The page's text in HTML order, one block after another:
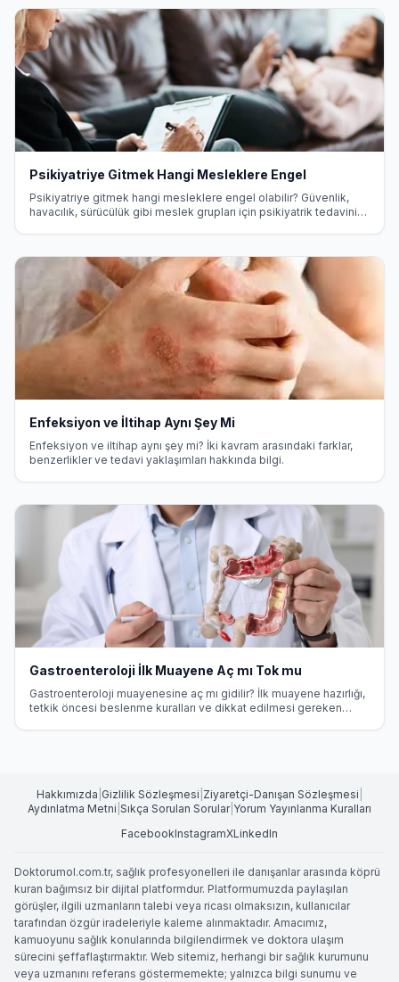
Psikiyatriye Gitmek Hangi Mesleklere Engel
Psikiyatriye gitmek hangi mesleklere engel olabilir? Güvenlik,
havacılık, sürücülük gibi meslek grupları için psikiyatrik tedavinin
Enfeksiyon ve İltihap Aynı Şey Mi
Enfeksiyon ve iltihap aynı şey mi? İki kavram arasındaki farklar,
benzerlikler ve tedavi yaklaşımları hakkında bilgi.
Gastroenteroloji İlk Muayene Aç mı Tok mu
Gastroenteroloji muayenesine aç mı gidilir? İlk muayene hazırlığı,
tetkik öncesi beslenme kuralları ve dikkat edilmesi gereken
Hakkımızda Gizlilik Sözleşmesi Ziyaretçi-Danışan Sözleşmesi
Aydınlatma Metni Sıkça Sorulan Sorular| Yorum Yayınlanma Kuralları
FacebookInstagramXLinkedIn
Doktorumol.com.tr, sağlık profesyonelleri ile danışanlar arasında köprü
kuran bağımsız bir dijital platformdur. Platformumuzda paylaşılan
görüşler, ilgili uzmanların talebi veya ricası olmaksızın, kullanıcılar
tarafından özgür iradeleriyle kaleme alınmaktadır. Amacımız,
kamuoyunu sağlık konularında bilgilendirmek ve doktora ulaşım
sürecini şeffaflaştırmaktır. Web sitemiz, herhangi bir sağlık kurumunu
veya uzmanını referans göstermemekte; yalnızca bilgi sunumu ve